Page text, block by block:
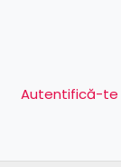
Autentifică-te